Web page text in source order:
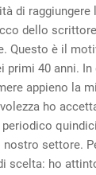
di
dello
Questo è il
primi 40 anni.
appieno la
ho
settore.
scelta: ho